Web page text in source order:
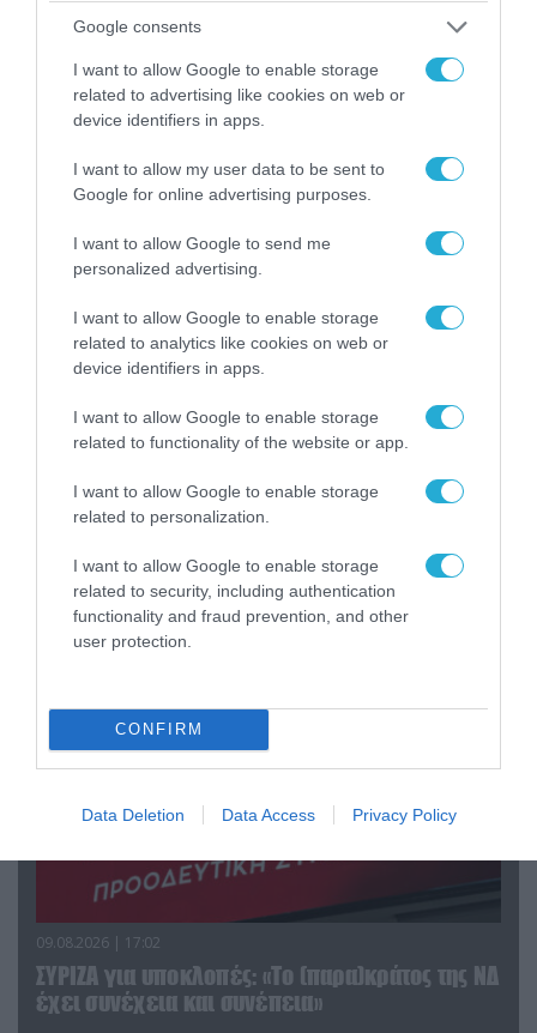
Google consents
I want to allow Google to enable storage
related to advertising like cookies on web or
device identifiers in apps.
I want to allow my user data to be sent to
Google for online advertising purposes.
I want to allow Google to send me
personalized advertising.
I want to allow Google to enable storage
related to analytics like cookies on web or
device identifiers in apps.
I want to allow Google to enable storage
related to functionality of the website or app.
I want to allow Google to enable storage
related to personalization.
I want to allow Google to enable storage
related to security, including authentication
functionality and fraud prevention, and other
user protection.
CONFIRM
Data Deletion Data Access Privacy Policy
08.08.2026 | 13:02
Βίντεο: Ρωσική βόμβα FAB-3000 «εξαφανίζει
από τον χάρτη» σημείο διέλευσης των
ουκρανικών δυνάμεων στην Ζαπορίζια
09.08.2026 | 12:02
Τουρκίας-Σ.Αραβίας – Το παράδοξο των
ελληνικών Patriot στην περιοχή
ΠΟΛΙΤΙΚΗ
09.08.2026 | 17:02
ΣΥΡΙΖΑ για υποκλοπές: «Το (παρα)κράτος της ΝΔ
έχει συνέχεια και συνέπεια»